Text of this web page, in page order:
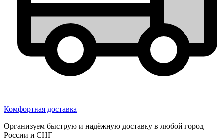
Комфортная доставка
Организуем быструю и надёжную доставку в любой город
России и СНГ